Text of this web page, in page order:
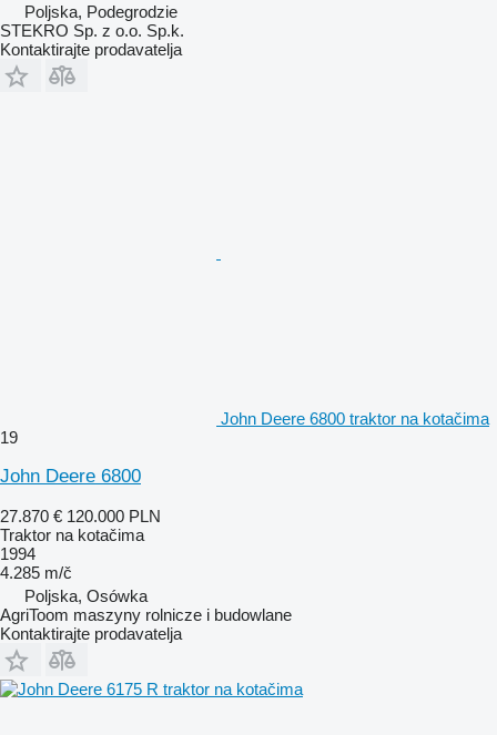
Poljska, Podegrodzie
STEKRO Sp. z o.o. Sp.k.
Kontaktirajte prodavatelja
John Deere 6800 traktor na kotačima
19
John Deere 6800
27.870 € 120.000 PLN
Traktor na kotačima
1994
4.285 m/č
Poljska, Osówka
AgriToom maszyny rolnicze i budowlane
Kontaktirajte prodavatelja